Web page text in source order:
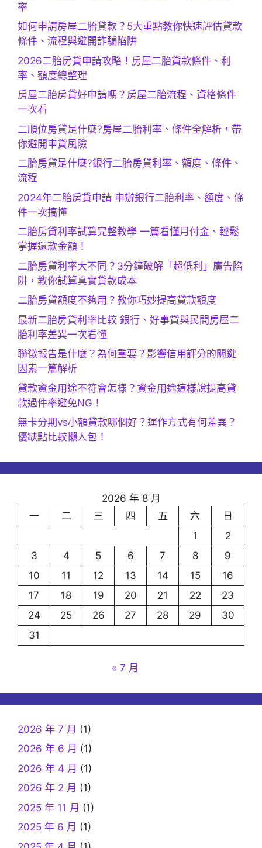
率
如何申請房屋二胎貸款？5大重點教你快速評估貸款
條件、流程與避開詐騙陷阱
2026二胎房貸申請攻略！房屋二胎貸款條件、利
率、額度總整理
房屋二胎房貸好申請嗎？房屋二胎流程、資格條件
一次看
二順位房貸是什麼?房屋二胎利率、條件全解析，帶
你避開申貸風險
二胎房貸是什麼?銀行二胎房貸利率、額度、條件、
流程
2024年二胎房貸申請 申辦銀行二胎利率、額度、條
件一次搞懂
二胎房貸利率試算完整教學 一篇看懂月付金、輕鬆
掌握還款金額！
二胎房貸利率大不同？3分鐘破解「超低利」廣告陷
阱，教你試算真實貸款成本
二胎房貸額度不夠用？教你巧妙提高貸款額度
最新二胎房貸利率比較 銀行、好事貸與民間房屋二
胎利率差異一次看懂
聯徵報告是什麼？為何重要？影響信用評分的關鍵
因素一篇解析
貸款資金用途不符會怎樣？資金用途這樣說提高貸
款過件率避免NG！
無卡分期vs小額貸款哪個好？運作方式有何差異？
優缺點比較懶人包！
2026 年 8 月
一
二 三 四 五 六
日
1
2
3
4 5 6 7 8
9
10
11 12 13 14 15
16
17
18 19 20 21 22
23
24
25 26 27 28 29
30
31
« 7 月
2026 年 7 月 (1)
2026 年 6 月 (1)
2026 年 4 月 (1)
2026 年 2 月 (1)
2025 年 11 月 (1)
2025 年 6 月 (1)